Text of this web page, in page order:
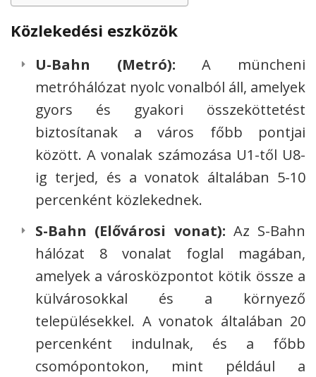
Közlekedési eszközök
U-Bahn (Metró): A müncheni
metróhálózat nyolc vonalból áll, amelyek
gyors és gyakori összeköttetést
biztosítanak a város főbb pontjai
között. A vonalak számozása U1-től U8-
ig terjed, és a vonatok általában 5-10
percenként közlekednek.
S-Bahn (Elővárosi vonat): Az S-Bahn
hálózat 8 vonalat foglal magában,
amelyek a városközpontot kötik össze a
külvárosokkal és a környező
településekkel. A vonatok általában 20
percenként indulnak, és a főbb
csomópontokon, mint például a